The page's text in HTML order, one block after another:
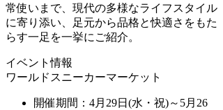
常使いまで、現代の多様なライフスタイル
に寄り添い、足元から品格と快適さをもた
らす一足を一挙にご紹介。
イベント情報
ワールドスニーカーマーケット
開催期間：4月29日(水・祝)～5月26